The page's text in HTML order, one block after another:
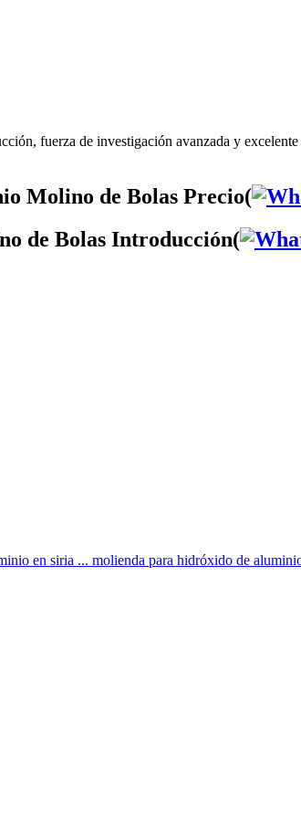
fuerza de investigación avanzada y
Molino de Bolas Precio(
de Bolas Introducción(
en siria ... molienda para hidróxido de